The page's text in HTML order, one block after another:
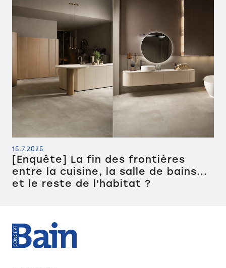
16.7.2026
[Enquête] La fin des frontières
entre la cuisine, la salle de bains...
et le reste de l'habitat ?